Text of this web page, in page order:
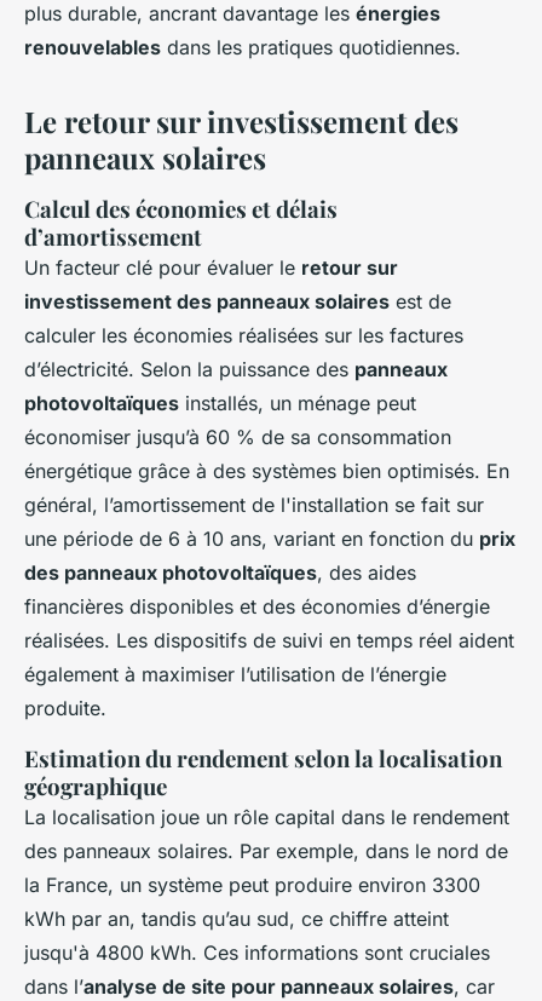
plus durable, ancrant davantage les énergies
renouvelables dans les pratiques quotidiennes.
Le retour sur investissement des
panneaux solaires
Calcul des économies et délais
d’amortissement
Un facteur clé pour évaluer le retour sur
investissement des panneaux solaires est de
calculer les économies réalisées sur les factures
d’électricité. Selon la puissance des panneaux
photovoltaïques installés, un ménage peut
économiser jusqu’à 60 % de sa consommation
énergétique grâce à des systèmes bien optimisés. En
général, l’amortissement de l'installation se fait sur
une période de 6 à 10 ans, variant en fonction du prix
des panneaux photovoltaïques, des aides
financières disponibles et des économies d’énergie
réalisées. Les dispositifs de suivi en temps réel aident
également à maximiser l’utilisation de l’énergie
produite.
Estimation du rendement selon la localisation
géographique
La localisation joue un rôle capital dans le rendement
des panneaux solaires. Par exemple, dans le nord de
la France, un système peut produire environ 3300
kWh par an, tandis qu’au sud, ce chiffre atteint
jusqu'à 4800 kWh. Ces informations sont cruciales
dans l’analyse de site pour panneaux solaires, car